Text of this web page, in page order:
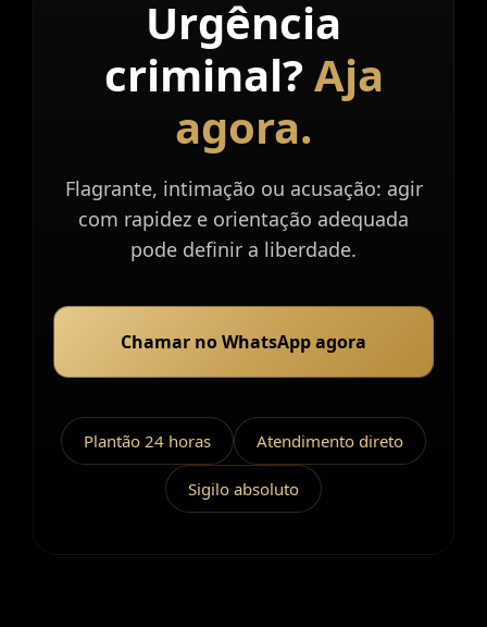
Urgência
criminal?Aja
agora.
Flagrante, intimação ou acusação: agir
com rapidez e orientação adequada
pode definir a liberdade.
Chamar no WhatsApp agora
Plantão 24 horas Atendimento direto
Sigilo absoluto